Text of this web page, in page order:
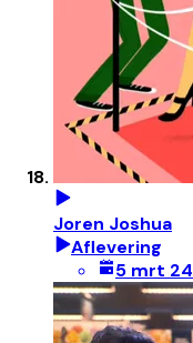
Joren Joshua
Aflevering
5 mrt 24